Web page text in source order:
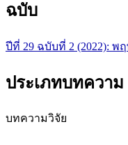
ฉบับ
ปีที่ 29 ฉบับที่ 2 (2022):
ประเภทบทความ
บทความวิจัย